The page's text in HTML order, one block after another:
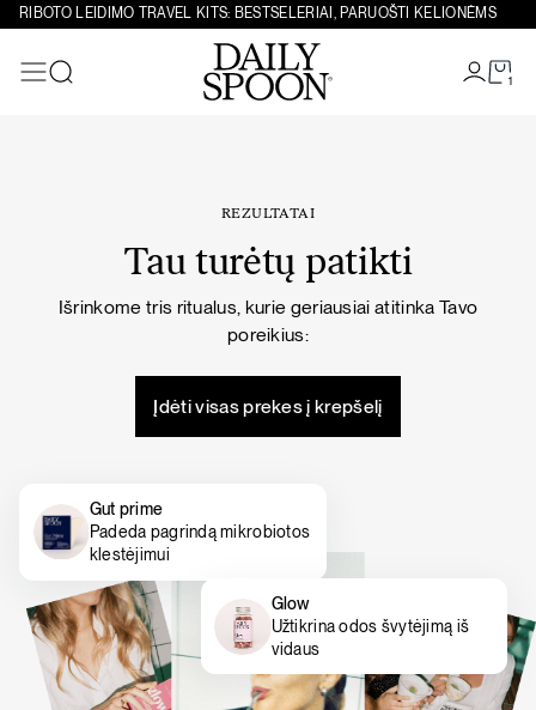
Eiti prie turinio
RIBOTO LEIDIMO TRAVEL KITS: BESTSELERIAI, PARUOŠTI KELIONĖMS
1
REZULTATAI
Tau turėtų patikti
Išrinkome tris ritualus, kurie geriausiai atitinka Tavo
poreikius:
Įdėti visas prekes į krepšelį
Gut prime
Padeda pagrindą mikrobiotos
klestėjimui
Glow
Užtikrina odos švytėjimą iš
vidaus